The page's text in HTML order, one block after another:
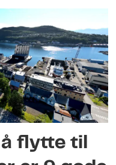
flytte til